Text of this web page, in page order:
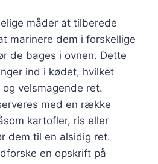
måder at tilberede
marinere dem i forskellige
de bages i ovnen. Dette
ind i kødet, hvilket
velsmagende ret.
med en række
kartofler, ris eller
dem til en alsidig ret.
en opskrift på